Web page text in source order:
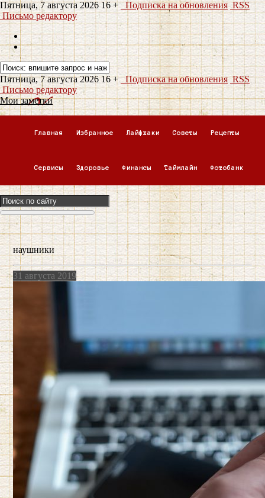
Пятница, 7 августа 2026 16 + Подписка на обновления RSS
Письмо редактору
Пятница, 7 августа 2026 16 + Подписка на обновления RSS
Письмо редактору
Мои заметки
Главная Избранное Лайфхаки Советы Рецепты
Сервисы Здоровье Финансы Таймлайн Фотобанк
наушники
31 августа 2019